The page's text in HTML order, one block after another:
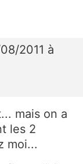
2011 à
mais on a
les 2
moi...